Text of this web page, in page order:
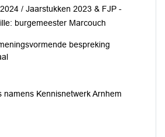
/ Jaarstukken 2023 & FJP -
burgemeester Marcouch
bespreking
namens Kennisnetwerk Arnhem